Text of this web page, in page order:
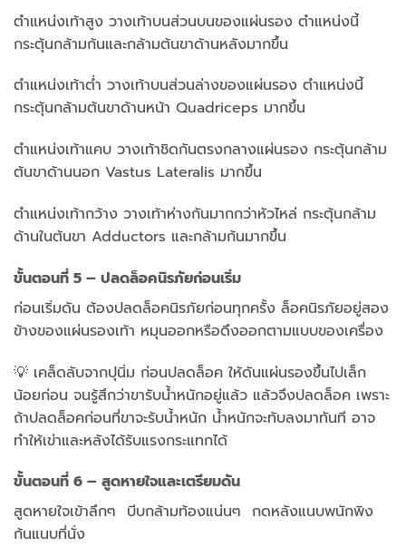
ตำแหน่งเท้าสูง วางเท้าบนส่วนบนของแผ่นรอง ตำแหน่งนี้
กระตุ้นกล้ามก้นและกล้ามต้นขาด้านหลังมากขึ้น
ตำแหน่งเท้าต่ำ วางเท้าบนส่วนล่างของแผ่นรอง ตำแหน่งนี้
กระตุ้นกล้ามต้นขาด้านหน้า Quadriceps มากขึ้น
ตำแหน่งเท้าแคบ วางเท้าชิดกันตรงกลางแผ่นรอง กระตุ้นกล้าม
ต้นขาด้านนอก Vastus Lateralis มากขึ้น
ตำแหน่งเท้ากว้าง วางเท้าห่างกันมากกว่าหัวไหล่ กระตุ้นกล้าม
ด้านในต้นขา Adductors และกล้ามก้นมากขึ้น
ขั้นตอนที่ 5 – ปลดล็อคนิรภัยก่อนเริ่ม
ก่อนเริ่มดัน ต้องปลดล็อคนิรภัยก่อนทุกครั้ง ล็อคนิรภัยอยู่สอง
ข้างของแผ่นรองเท้า หมุนออกหรือดึงออกตามแบบของเครื่อง
💡 เคล็ดลับจากปุนิ่ม ก่อนปลดล็อค ให้ดันแผ่นรองขึ้นไปเล็ก
น้อยก่อน จนรู้สึกว่าขารับน้ำหนักอยู่แล้ว แล้วจึงปลดล็อค เพราะ
ถ้าปลดล็อคก่อนที่ขาจะรับน้ำหนัก น้ำหนักจะทับลงมาทันที อาจ
ทำให้เข่าและหลังได้รับแรงกระแทกได้
ขั้นตอนที่ 6 – สูดหายใจและเตรียมดัน
สูดหายใจเข้าลึกๆ บีบกล้ามท้องแน่นๆ กดหลังแนบพนักพิง
ก้นแนบที่นั่ง